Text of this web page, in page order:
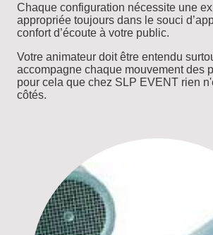
Chaque configuration nécessite une
appropriée toujours dans le souci
confort d’écoute à votre public.
Votre animateur doit être entendu
accompagne chaque mouvement des
pour cela que chez SLP EVENT rien
côtés.